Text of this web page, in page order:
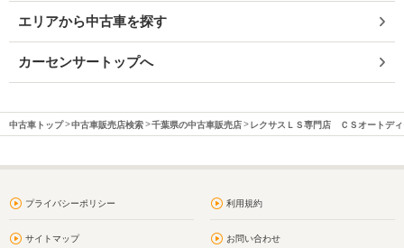
エリアから中古車を探す
カーセンサートップへ
中古車トップ 中古車販売店検索 千葉県の中古車販売店 レクサスＬＳ専門店 ＣＳオートデ
プライバシーポリシー 利用規約
サイトマップ お問い合わせ